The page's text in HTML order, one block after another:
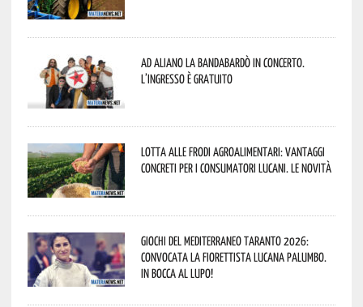
Ad Aliano la Bandabardò in concerto.
L’ingresso è gratuito
Lotta alle frodi agroalimentari: vantaggi
concreti per i consumatori lucani. Le novità
Giochi del Mediterraneo Taranto 2026:
convocata la fiorettista lucana Palumbo.
In bocca al lupo!